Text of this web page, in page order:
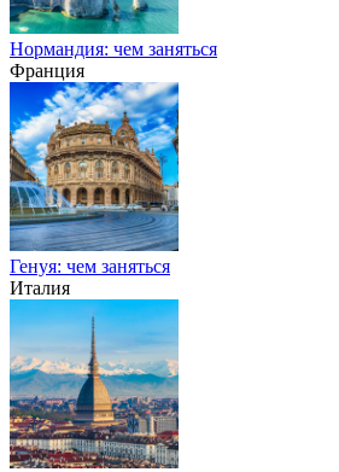
Нормандия: чем заняться
Франция
Генуя: чем заняться
Италия